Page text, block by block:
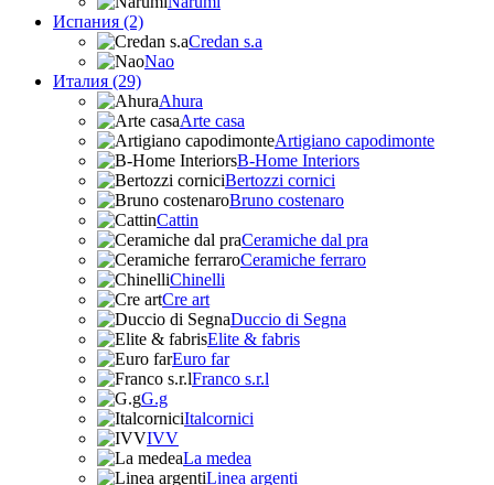
Испания (2)
Credan s.a
Nao
Италия (29)
Ahura
Arte casa
Artigiano capodimonte
B-Home Interiors
Bertozzi cornici
Bruno costenaro
Cattin
Ceramiche dal pra
Ceramiche ferraro
Chinelli
Cre art
Duccio di Segna
Elite & fabris
Euro far
Franco s.r.l
G.g
Italcornici
IVV
La medea
Linea argenti